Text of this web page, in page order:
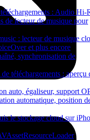
: Audio Hi-
de lecteur de musique pour
: lecteur de musique
et plus encore
synchronisation de
téléchargements : aperçu
auto, égaliseur, support
automatique, position
le stockage cloud sur